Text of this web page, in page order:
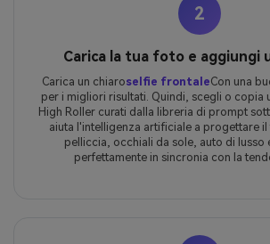
2
Carica la tua foto e aggiungi
Carica un chiaroselfie frontaleCon una
per i migliori risultati. Quindi, scegli o copia
High Roller curati dalla libreria di prompt
aiuta l'intelligenza artificiale a progettare
pelliccia, occhiali da sole, auto di lusso
perfettamente in sincronia con la